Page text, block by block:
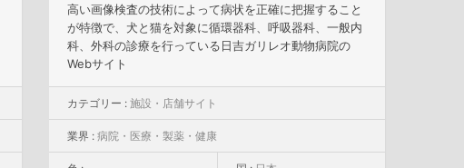
高い画像検査の技術によって病状を正確に把握すること
が特徴で、犬と猫を対象に循環器科、呼吸器科、一般内
科、外科の診療を行っている日吉ガリレオ動物病院の
Webサイト
カテゴリー : 施設・店舗サイト
業界 : 病院・医療・製薬・健康